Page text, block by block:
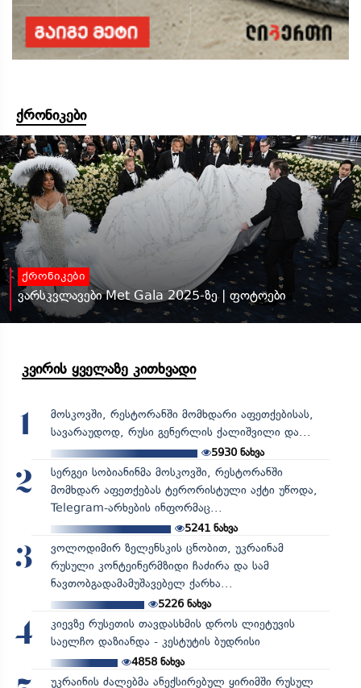
ქრონიკები
ქრონიკები
ვარსკვლავები Met Gala 2025-ზე | ფოტოები
კვირის ყველაზე კითხვადი
1
მოსკოვში, რესტორანში მომხდარი აფეთქებისას,
სავარაუდოდ, რუსი გენერლის ქალიშვილი და...
5930ნახვა
2
სერგეი სობიანინმა მოსკოვში, რესტორანში
მომხდარ აფეთქებას ტერორისტული აქტი უწოდა,
Telegram-არხების ინფორმაც...
5241ნახვა
3
ვოლოდიმირ ზელენსკის ცნობით, უკრაინამ
რუსული კონტეინერმზიდი ჩაძირა და სამ
ნავთობგადამამუშავებელ ქარხა...
5226ნახვა
4
კიევზე რუსეთის თავდასხმის დროს ლიეტუვის
საელჩო დაზიანდა - კესტუტის ბუდრისი
4858ნახვა
უკრაინის ძალებმა ანექსირებულ ყირიმში რუსულ